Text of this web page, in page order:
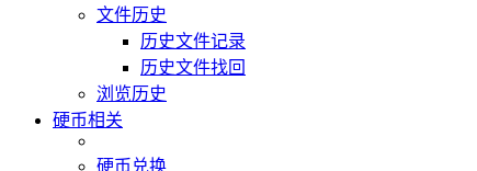
文件历史
历史文件记录
历史文件找回
浏览历史
硬币相关
硬币兑换